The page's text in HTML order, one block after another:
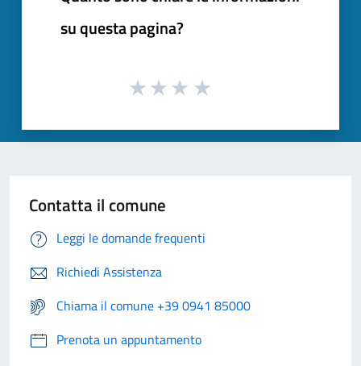
su questa pagina?
Contatta il comune
Leggi le domande frequenti
Richiedi Assistenza
Chiama il comune +39 0941 85000
Prenota un appuntamento